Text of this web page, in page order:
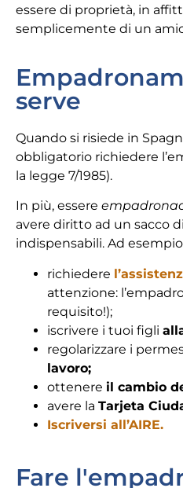
essere di proprietà, in
semplicemente di un
serve
Quando si risiede in
obbligatorio richiedere
la legge 7/1985).
In più, essere
avere diritto ad un sacco
indispensabili. Ad
richiedere
attenzione:
requisito!);
iscrivere i tuoi figli
regolarizzare i
lavoro;
ottenere il cambio
avere la Tarjeta
Iscriversi all’AIRE.
Fare